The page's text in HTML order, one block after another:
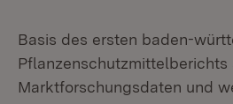
Basis des ersten baden-
Pflanzenschutzmittelberichts
Marktforschungsdaten und